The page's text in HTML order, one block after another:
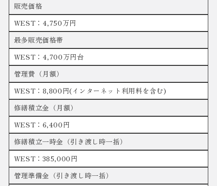
販売価格
WEST：4,750万円
最多販売価格帯
WEST：4,700万円台
管理費（月額）
WEST：8,800円(インターネット利用料を含む)
修繕積立金（月額）
WEST：6,400円
修繕積立一時金（引き渡し時一括）
WEST：385,000円
管理準備金（引き渡し時一括）